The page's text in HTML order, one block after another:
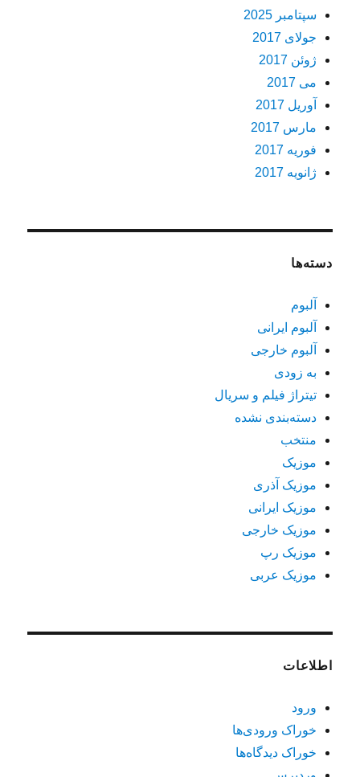
سپتامبر 2025
جولای 2017
ژوئن 2017
می 2017
آوریل 2017
مارس 2017
فوریه 2017
ژانویه 2017
دسته‌ها
آلبوم
آلبوم ایرانی
آلبوم خارجی
به زودی
تیتراژ فیلم و سریال
دسته‌بندی نشده
منتخب
موزیک
موزیک آذری
موزیک ایرانی
موزیک خارجی
موزیک رپ
موزیک عربی
اطلاعات
ورود
خوراک ورودی‌ها
خوراک دیدگاه‌ها